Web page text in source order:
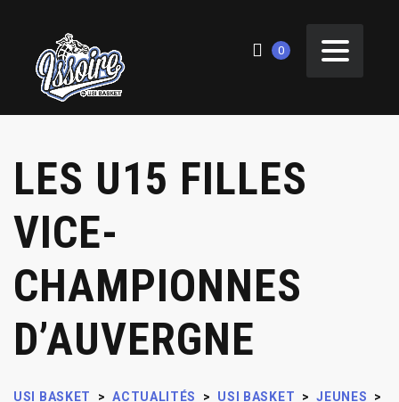
0
LES U15 FILLES
VICE-
CHAMPIONNES
D’AUVERGNE
USI BASKET > ACTUALITÉS > USI BASKET > JEUNES
>